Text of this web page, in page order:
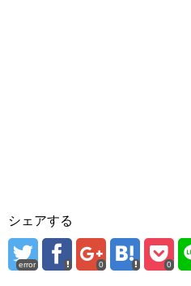
シェアする
error 0 0